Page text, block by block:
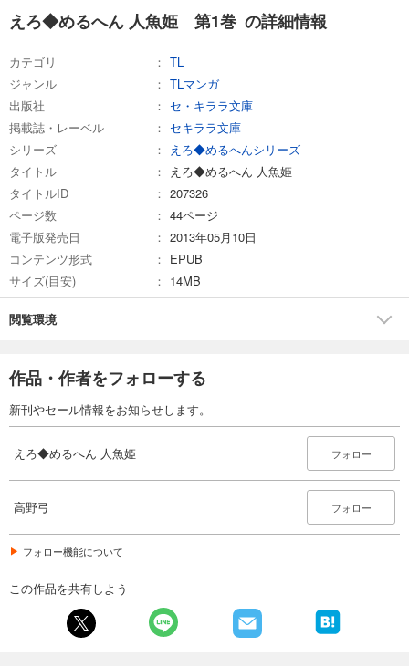
220円 (税込)
えろ◆めるへん 人魚姫 第17巻
えろ◆めるへん 人魚姫 第18巻
カート
えろ◆めるへん 人魚姫 第1巻 の詳細情報
カテゴリ
TL
ジャンル
TLマンガ
出版社
セ・キララ文庫
掲載誌・レーベル
セキララ文庫
シリーズ
えろ◆めるへんシリーズ
タイトル
えろ◆めるへん 人魚姫
タイトルID
207326
ページ数
44ページ
電子版発売日
2013年05月10日
コンテンツ形式
EPUB
サイズ(目安)
14MB
閲覧環境
作品・作者をフォローする
新刊やセール情報をお知らせします。
えろ◆めるへん 人魚姫 フォロー
高野弓 フォロー
フォロー機能について
この作品を共有しよう